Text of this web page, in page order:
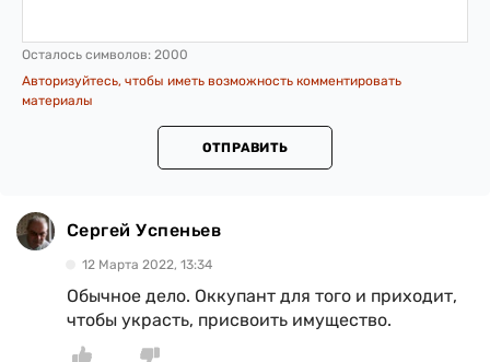
Осталось символов: 2000
Авторизуйтесь, чтобы иметь возможность комментировать
материалы
ОТПРАВИТЬ
Сергей Успеньев
12 Марта 2022, 13:34
Обычное дело. Оккупант для того и приходит,
чтобы украсть, присвоить имущество.